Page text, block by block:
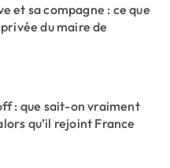
et sa compagne : ce que
du maire de
: que sait-on vraiment
qu’il rejoint France